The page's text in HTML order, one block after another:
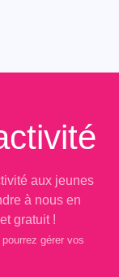
aux jeunes
à nous en
gratuit !
gérer vos